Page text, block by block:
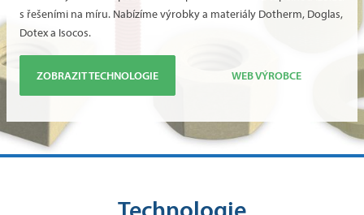
s řešeními na míru. Nabízíme výrobky a materiály Dotherm, Doglas,
Dotex a Isocos.
ZOBRAZIT TECHNOLOGIE WEB VÝROBCE